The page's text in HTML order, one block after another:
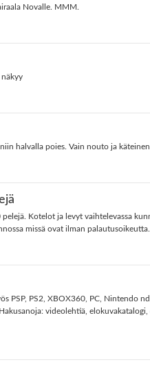
Novalle. MMM.
näkyy
halvalla poies. Vain nouto ja
Kotelot ja levyt vaihtelevassa
missä ovat ilman
PSP, PS2, XBOX360, PC, Nintendo
videolehtiä,